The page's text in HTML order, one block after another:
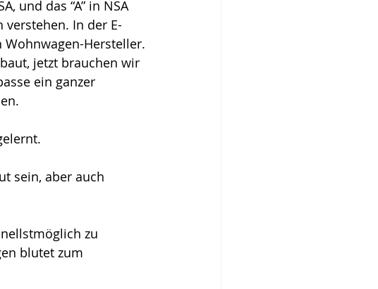
und das “A” in NSA
In der E-
Wohnwagen-Hersteller.
jetzt brauchen wir
ein ganzer
sein, aber auch
zu
blutet zum